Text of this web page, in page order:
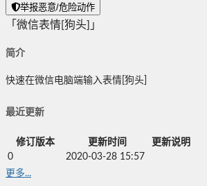
举报恶意/危险动作
「微信表情[狗头]」
简介
快速在微信电脑端输入表情[狗头]
最近更新
修订版本 更新时间
更新说明
0
2020-03-28 15:57
更多...